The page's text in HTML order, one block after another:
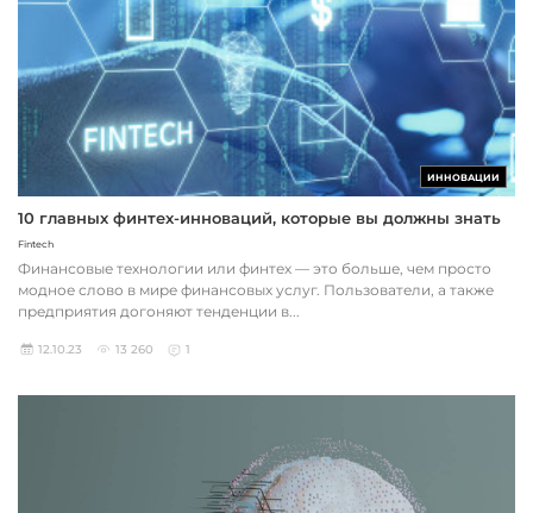
ИННОВАЦИИ
10 главных финтех-инноваций, которые вы должны знать
Fintech
Финансовые технологии или финтех — это больше, чем просто
модное слово в мире финансовых услуг. Пользователи, а также
предприятия догоняют тенденции в...
12.10.23 13 260 1